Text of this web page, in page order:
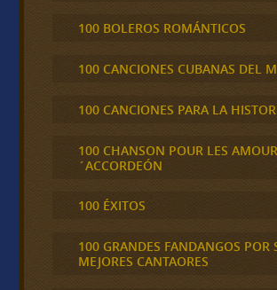
100 BOLEROS ROMÁNTICOS
100 CANCIONES CUBANAS DEL
100 CANCIONES PARA LA
100 CHANSON POUR LES
´ACCORDEÓN
100 ÉXITOS
100 GRANDES FANDANGOS POR
MEJORES CANTAORES